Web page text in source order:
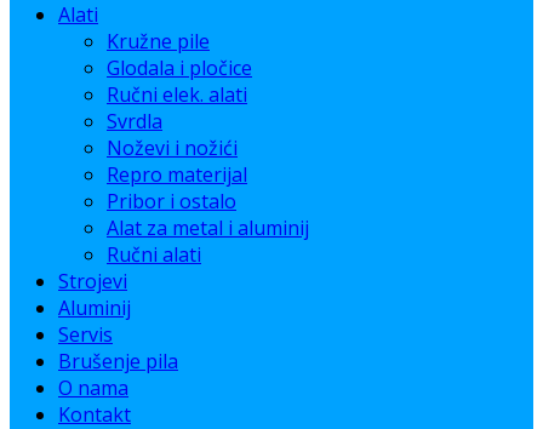
Alati
Kružne pile
Glodala i pločice
Ručni elek. alati
Svrdla
Noževi i nožići
Repro materijal
Pribor i ostalo
Alat za metal i aluminij
Ručni alati
Strojevi
Aluminij
Servis
Brušenje pila
O nama
Kontakt